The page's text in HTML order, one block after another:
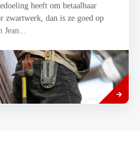
heeft om betaalbaar
zwartwerk, dan is ze goed op
Lees
meer